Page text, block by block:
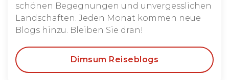
schönen Begegnungen und unvergesslichen
Landschaften. Jeden Monat kommen neue
Blogs hinzu. Bleiben Sie dran!
Dimsum Reiseblogs